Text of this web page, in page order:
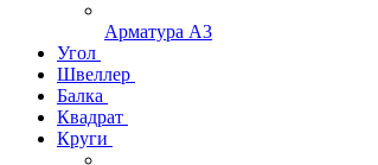
Арматура А3
Угол
Швеллер
Балка
Квадрат
Круги